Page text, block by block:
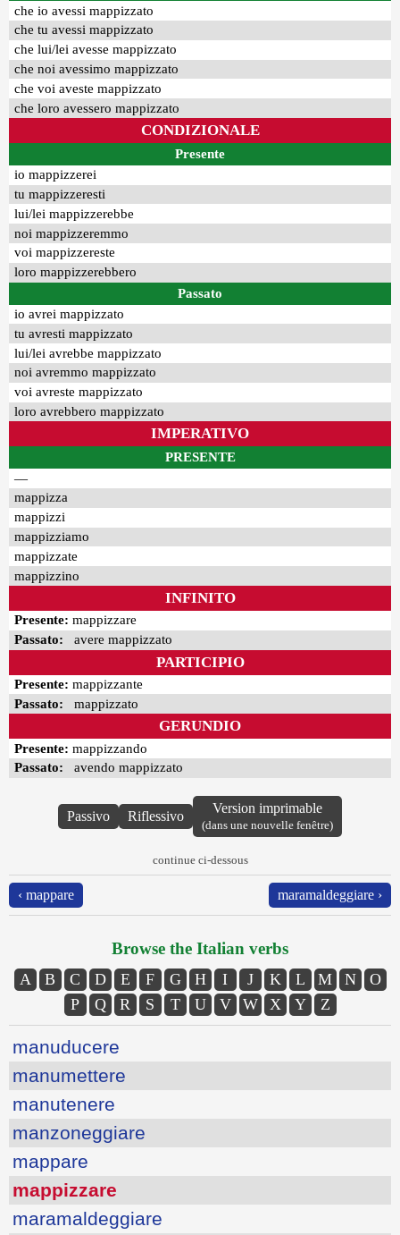
che io avessi mappizzato
che tu avessi mappizzato
che lui/lei avesse mappizzato
che noi avessimo mappizzato
che voi aveste mappizzato
che loro avessero mappizzato
CONDIZIONALE
Presente
io mappizzerei
tu mappizzeresti
lui/lei mappizzerebbe
noi mappizzeremmo
voi mappizzereste
loro mappizzerebbero
Passato
io avrei mappizzato
tu avresti mappizzato
lui/lei avrebbe mappizzato
noi avremmo mappizzato
voi avreste mappizzato
loro avrebbero mappizzato
IMPERATIVO
PRESENTE
—
mappizza
mappizzi
mappizziamo
mappizzate
mappizzino
INFINITO
Presente: mappizzare
Passato: avere mappizzato
PARTICIPIO
Presente: mappizzante
Passato: mappizzato
GERUNDIO
Presente: mappizzando
Passato: avendo mappizzato
Passivo Riflessivo
Version imprimable
(dans une nouvelle fenêtre)
continue ci-dessous
‹ mappare maramaldeggiare ›
Browse the Italian verbs
A B C D E F G H I J K L M N
O
P
Q R S T U V W X Y Z
manuducere
manumettere
manutenere
manzoneggiare
mappare
mappizzare
maramaldeggiare